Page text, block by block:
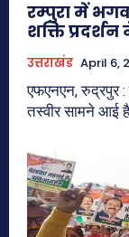
रम्पुरा में
शक्ति प्रदर्शन
उत्तराखंड April 6,
एफएनएन, रुद्रपुर :
तस्वीर सामने आई